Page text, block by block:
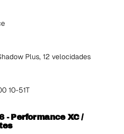
Plus, 12 velocidades
10-51T
- Performance XC /